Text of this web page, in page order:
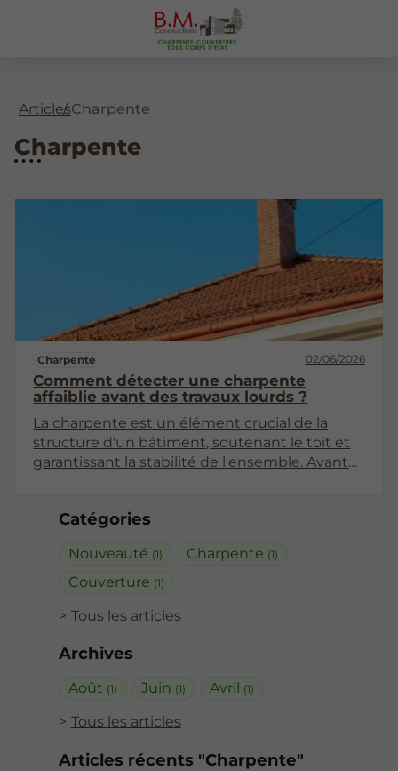
Catégories
Nouveauté (1) Charpente (1)
Couverture (1)
Tous les articles
Archives
Août (1) Juin (1) Avril (1)
Tous les articles
Articles récents "Charpente"
ArticlesCharpente
Charpente
Charpente 02/06/2026
Comment détecter une charpente
affaiblie avant des travaux lourds ?
La charpente est un élément crucial de la
structure d'un bâtiment, soutenant le toit et
garantissant la stabilité de l'ensemble. Avant
bon état. Une charpente affaiblie peut
l'effondrement localisé à des dommages
structurels majeurs. Cet article présente des
charpente affaiblie, ainsi que les étapes à
bâtiment.